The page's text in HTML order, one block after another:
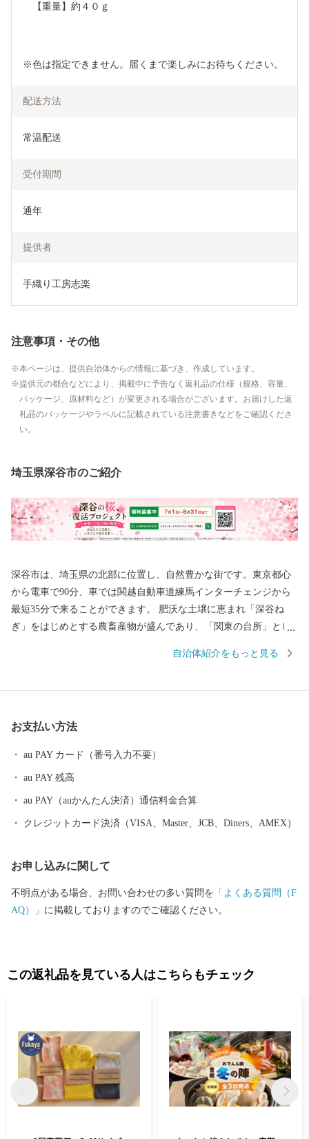
【重量】約４０ｇ
※色は指定できません。届くまで楽しみにお待ちください。
配送方法
常温配送
受付期間
通年
提供者
手織り工房志楽
注意事項・その他
本ページは、提供自治体からの情報に基づき、作成しています。
提供元の都合などにより、掲載中に予告なく返礼品の仕様（規格、容量、
パッケージ、原材料など）が変更される場合がございます。お届けした返
礼品のパッケージやラベルに記載されている注意書きなどをご確認くださ
い。
埼玉県深谷市のご紹介
深谷市は、埼玉県の北部に位置し、自然豊かな街です。東京都心
から電車で90分、車では関越自動車道練馬インターチェンジから
最短35分で来ることができます。 肥沃な土壌に恵まれ「深谷ね
ぎ」をはじめとする農畜産物が盛んであり、「関東の台所」とし
チューリップなど花き栽培や造園業も盛んです。 また、最近２０
６００もの教育機関・社会公共事業の支援と民間外交にも熱心に
取り組み、数々の功績を残しました。 なお、財務省が発表したデ
すが、東京駅で使用されている煉瓦は、渋沢栄一翁が明治２０年
に設立した日本煉瓦製造会社（後の日本煉瓦製造株式会社）の上
敷免工場（深谷市）で作られたものも使われており、いずれも深
深谷の魅力を全国の皆さんにお届けしていきますので、よろしく
おネギしまぁ～す。 ーーーーーーーーーーーーーーーーーーーー
ーーーーーーーーーーーーーーー 【キャンセルにつきまして】 ふ
のうえ、ご寄附いただきますようお願いいたします。
自治体紹介をもっと見る
お支払い方法
au PAY カード（番号入力不要）
au PAY 残高
au PAY（auかんたん決済）通信料金合算
クレジットカード決済（VISA、Master、JCB、Diners、AMEX）
お申し込みに関して
不明点がある場合、お問い合わせの多い質問を 「よくある質問（F
AQ）」 に掲載しておりますのでご確認ください。
この返礼品を見ている人はこちらもチェック